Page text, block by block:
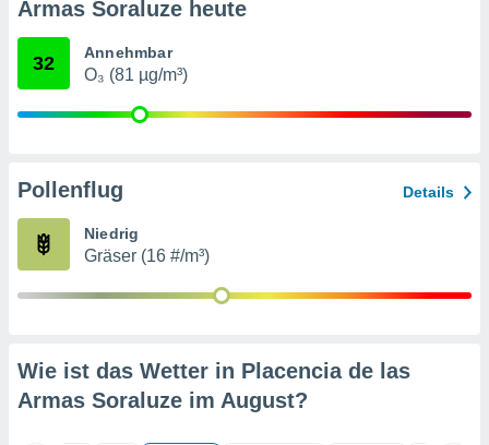
zur
von
der
von
durch
Armas Soraluze heute
32 Annehmbar
O₃ (81 µg/m³)
Pollenflug Details
Niedrig
Gräser (16 #/m³)
Wie ist das Wetter in Placencia de las
Armas Soraluze im August?